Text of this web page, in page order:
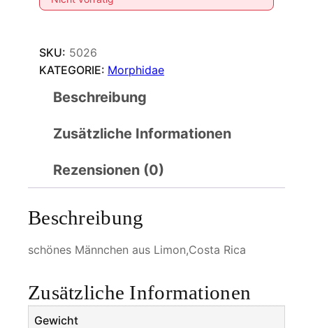
SKU: 5026
KATEGORIE: Morphidae
Beschreibung
Zusätzliche Informationen
Rezensionen (0)
Beschreibung
schönes Männchen aus Limon,Costa Rica
Zusätzliche Informationen
Gewicht